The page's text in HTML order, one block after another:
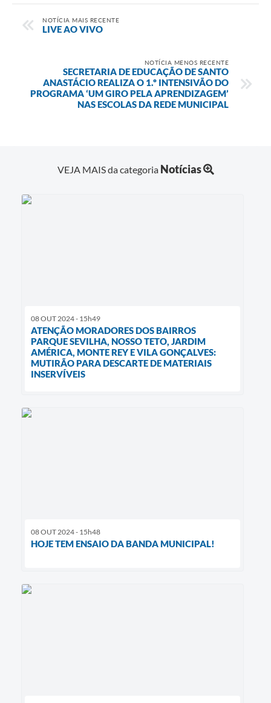
NOTÍCIA MAIS RECENTE
LIVE AO VIVO
NOTÍCIA MENOS RECENTE
SECRETARIA DE EDUCAÇÃO DE SANTO
ANASTÁCIO REALIZA O 1.º INTENSIVÃO DO
PROGRAMA ‘UM GIRO PELA APRENDIZAGEM’
NAS ESCOLAS DA REDE MUNICIPAL
VEJA MAIS da categoria Notícias
08 OUT 2024 - 15h49
ATENÇÃO MORADORES DOS BAIRROS
PARQUE SEVILHA, NOSSO TETO, JARDIM
AMÉRICA, MONTE REY E VILA GONÇALVES:
MUTIRÃO PARA DESCARTE DE MATERIAIS
INSERVÍVEIS
08 OUT 2024 - 15h48
HOJE TEM ENSAIO DA BANDA MUNICIPAL!